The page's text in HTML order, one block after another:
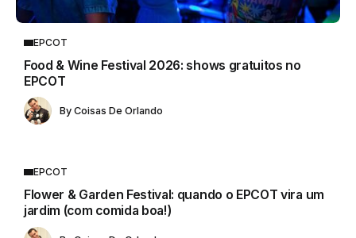
EPCOT
Food & Wine Festival 2026: shows gratuitos no
EPCOT
By Coisas De Orlando
EPCOT
Flower & Garden Festival: quando o EPCOT vira um
jardim (com comida boa!)